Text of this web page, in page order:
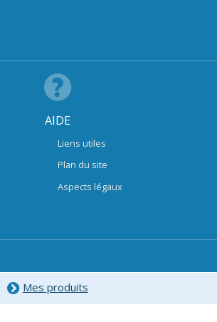
AIDE
Liens utiles
Plan du site
Aspects légaux
Mes produits